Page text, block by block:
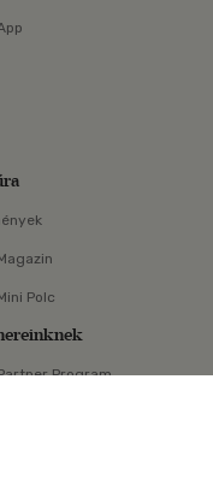
×
Polc
Program